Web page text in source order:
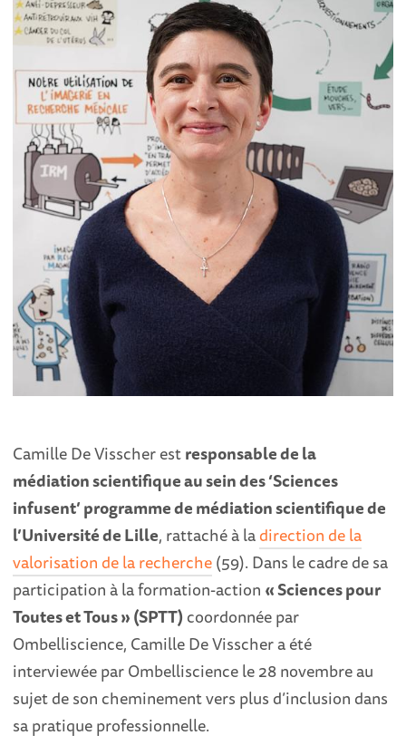
Camille De Visscher estresponsable de la
médiation scientifique au sein des ‘Sciences
infusent’ programme de médiation scientifique de
l’Université de Lille, rattaché à ladirection de la
valorisation de la recherche(59). Dans le cadre de sa
participation à la formation-action « Sciences pour
Toutes et Tous » (SPTT) coordonnée par
Ombelliscience, Camille De Visscher a été
interviewée par Ombelliscience le 28 novembre au
sujet de son cheminement vers plus d’inclusion dans
sa pratique professionnelle.